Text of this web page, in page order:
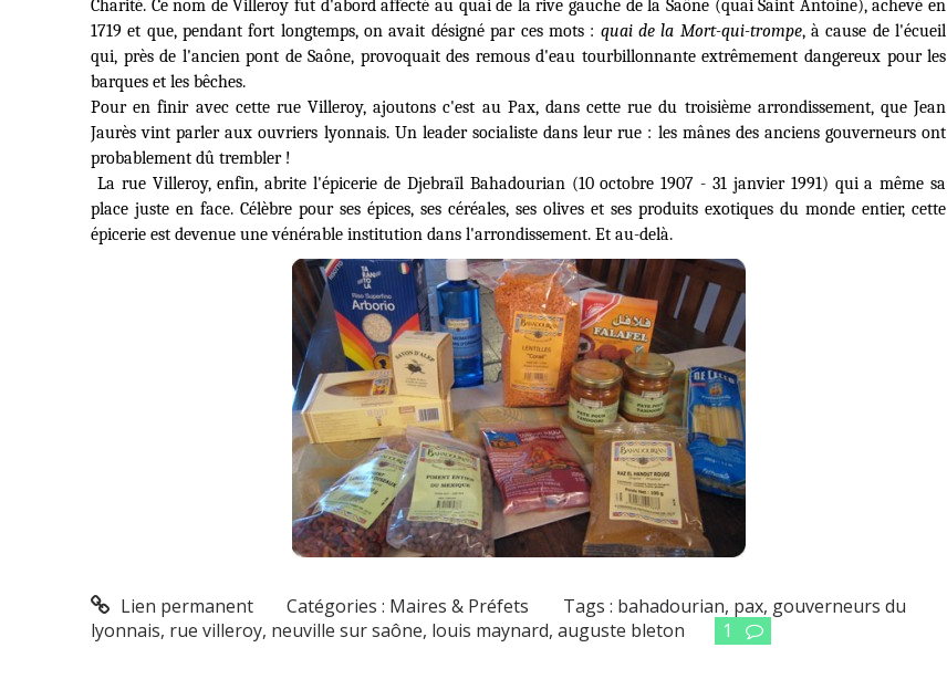
Charité. Ce nom de Villeroy fut d'abord affecté au quai de la rive gauche de la Saône (quai Saint Antoine), achevé en
1719 et que, pendant fort longtemps, on avait désigné par ces mots : quai de la Mort-qui-trompe, à cause de l'écueil
qui, près de l'ancien pont de Saône, provoquait des remous d'eau tourbillonnante extrêmement dangereux pour les
barques et les bêches.
Pour en finir avec cette rue Villeroy, ajoutons c'est au Pax, dans cette rue du troisième arrondissement, que Jean
Jaurès vint parler aux ouvriers lyonnais. Un leader socialiste dans leur rue : les mânes des anciens gouverneurs ont
probablement dû trembler !
La rue Villeroy, enfin, abrite l'épicerie de Djebraïl Bahadourian(10 octobre 1907 - 31 janvier 1991) qui a même sa
place juste en face. Célèbre pour ses épices, ses céréales, ses olives et ses produits exotiques du monde entier, cette
épicerie est devenue une vénérable institution dans l'arrondissement. Et au-delà.
Lien permanent Catégories : Maires & Préfets Tags : bahadourian, pax, gouverneurs du
lyonnais, rue villeroy, neuville sur saône, louis maynard, auguste bleton 1